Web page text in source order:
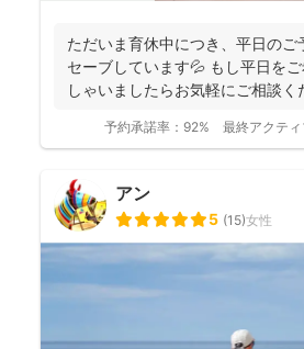
ただいま育休中につき、平日のご
セーブしています💦 もし平日を
しゃいましたらお気軽にご相談
予約承諾率： 92% 最終アクティ
アン
5 (15)女性